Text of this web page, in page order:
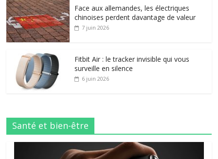
Face aux allemandes, les électriques
chinoises perdent davantage de valeur
7 juin 2026
Fitbit Air : le tracker invisible qui vous
surveille en silence
6 juin 2026
Santé et bien-être